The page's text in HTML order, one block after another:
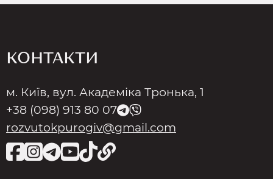
КОНТАКТИ
м. Київ, вул. Академіка Тронька, 1
+38 (098) 913 80 07
rozvutokpurogiv@gmail.com